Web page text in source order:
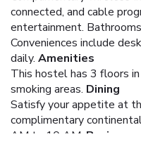
connected, and cable
entertainment.
Conveniences include
daily. Amenities
This hostel has 3 floors
smoking areas. Dining
Satisfy your appetite at
complimentary
AM to 10 AM.